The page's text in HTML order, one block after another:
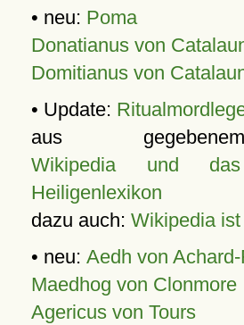
• neu: Poma
Donatianus von
Domitianus von
• Update:
aus
Wikipedia und das
Heiligenlexikon
dazu auch: Wikipedia
• neu: Aedh von
Maedhog von Clonmore
Agericus von Tours